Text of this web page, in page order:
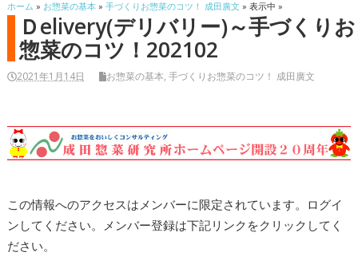
ホーム » お惣菜の基本» 手づくりお惣菜のコツ！ 成田廣文 » 表示中 »
Ｄelivery(デリバリー)～手づくりお
惣菜のコツ！202102
2021年1月14日 お惣菜の基本, 手づくりお惣菜のコツ！ 成田廣文
この情報へのアクセスはメンバーに限定されています。ログイ
ンしてください。メンバー登録は下記リンクをクリックしてく
ださい。